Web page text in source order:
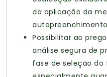
da aplicação da
Possibilitar ao
análise segura de
fase de seleção do